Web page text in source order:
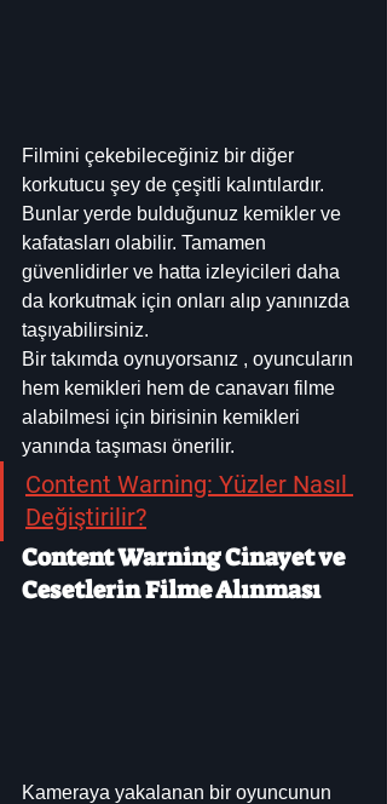
Filmini çekebileceğiniz bir diğer
korkutucu şey de çeşitli kalıntılardır.
Bunlar yerde bulduğunuz kemikler ve
kafatasları olabilir. Tamamen
güvenlidirler ve hatta izleyicileri daha
da korkutmak için onları alıp yanınızda
taşıyabilirsiniz.
Bir takımda oynuyorsanız , oyuncuların
hem kemikleri hem de canavarı filme
alabilmesi için birisinin kemikleri
yanında taşıması önerilir.
Content Warning: Yüzler Nasıl
Değiştirilir?
Content Warning Cinayet ve
Cesetlerin Filme Alınması
Kameraya yakalanan bir oyuncunun